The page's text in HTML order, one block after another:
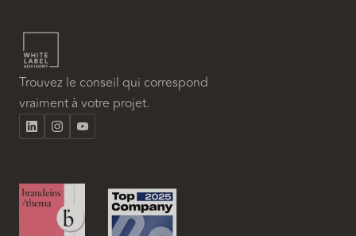
Trouvez le conseil qui correspond
vraiment à votre projet.